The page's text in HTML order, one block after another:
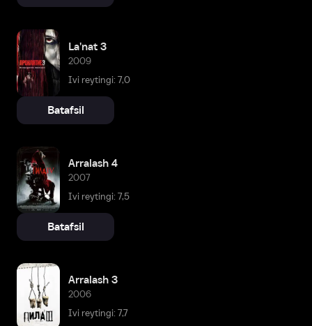
La'nat 3
2009
Ivi reytingi: 7,0
Batafsil
Arralash 4
2007
Ivi reytingi: 7,5
Batafsil
Arralash 3
2006
Ivi reytingi: 7,7